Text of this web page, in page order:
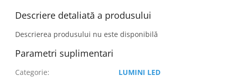
Descriere detaliată a produsului
Descrierea produsului nu este disponibilă
Parametri suplimentari
Categorie:
LUMINI LED